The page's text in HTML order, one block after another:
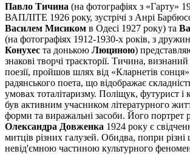
Павло Тичина (на фотографіях з «Гарту»
ВАПЛІТЕ 1926 року, зустрічі з Анрі
Василем Мисиком в Одесі 1927 року) та
(на фотографіях 1912-1930-х років, з
Конухес та донькою Люциною)
знакові творчі траєкторії. Тичина, визнаний
поезії, пройшов шлях від «Кларнетів
радянського поета, що відображає
умовах тоталітаризму. Поліщук, футурист і
був активним учасником літературного
форми та виражальні засоби. Його портрет
Олександра Довженка 1924 року є
митців різних галузей. Обидва, попри
невід'ємною частиною культурного